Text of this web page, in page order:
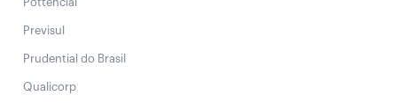
Previsul
Prudential do Brasil
Qualicorp